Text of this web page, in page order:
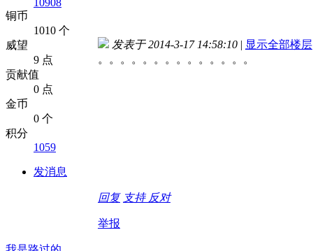
铜币
1010 个
威望
9 点
贡献值
0 点
金币
0 个
积分
1059
发消息
发表于 2014-3-17 14:58:10 | 显示全部楼层
。。。。。。。。。。。。。。
回复 支持 反对
举报